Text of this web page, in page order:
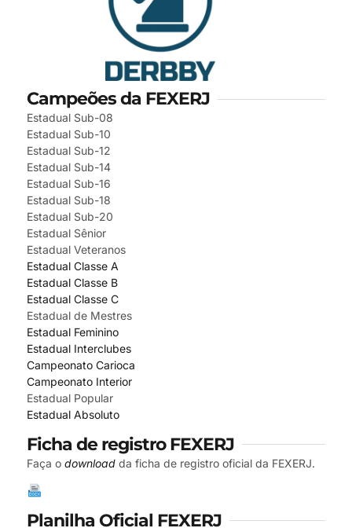
Campeões da FEXERJ
Estadual Sub-08
Estadual Sub-10
Estadual Sub-12
Estadual Sub-14
Estadual Sub-16
Estadual Sub-18
Estadual Sub-20
Estadual Sênior
Estadual Veteranos
Estadual Classe A
Estadual Classe B
Estadual Classe C
Estadual de Mestres
Estadual Feminino
Estadual Interclubes
Campeonato Carioca
Campeonato Interior
Estadual Popular
Estadual Absoluto
Ficha de registro FEXERJ
Faça o download da ficha de registro oficial da FEXERJ.
Planilha Oficial FEXERJ